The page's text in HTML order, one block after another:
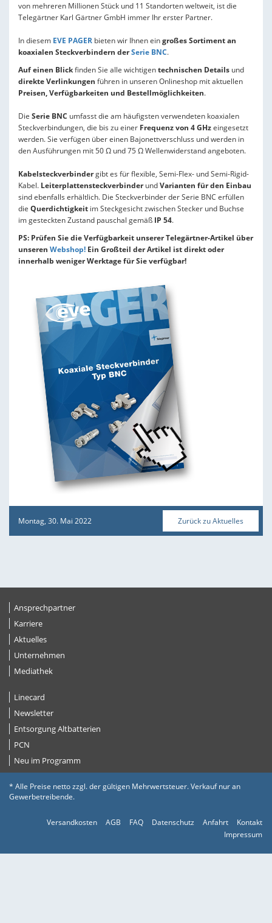
von mehreren Millionen Stück und 11 Standorten weltweit, ist die
Telegärtner Karl Gärtner GmbH immer Ihr erster Partner.
In diesem EVE PAGER bieten wir Ihnen eingroßes Sortiment an
koaxialen Steckverbindern derSerie BNC.
Auf einen Blickfinden Sie alle wichtigentechnischen Details und
direkte Verlinkungen führen in unseren Onlineshop mit aktuellen
Preisen, Verfügbarkeiten und Bestellmöglichkeiten.
Die Serie BNC umfasst die am häufigsten verwendeten koaxialen
Steckverbindungen, die bis zu einer Frequenz von 4 GHzeingesetzt
werden. Sie verfügen über einen Bajonettverschluss und werden in
den Ausführungen mit 50 Ω und 75 Ω Wellenwiderstand angeboten.
Kabelsteckverbindergibt es für flexible, Semi-Flex- und Semi-Rigid-
Kabel. LeiterplattensteckverbinderundVarianten für den Einbau
sind ebenfalls erhältlich. Die Steckverbinder der Serie BNC erfüllen
die Querdichtigkeit im Steckgesicht zwischen Stecker und Buchse
im gesteckten Zustand pauschal gemäß IP 54.
PS: Prüfen Sie die Verfügbarkeit unserer Telegärtner-Artikel über
unseren Webshop! Ein Großteil der Artikel ist direkt oder
innerhalb weniger Werktage für Sie verfügbar!
Montag, 30. Mai 2022 Zurück zu Aktuelles
Ansprechpartner
Karriere
Aktuelles
Unternehmen
Mediathek
Linecard
Newsletter
Entsorgung Altbatterien
PCN
Neu im Programm
* Alle Preise netto zzgl. der gültigen Mehrwertsteuer. Verkauf nur an
Gewerbetreibende.
Versandkosten AGB FAQ Datenschutz Anfahrt
Kontakt
Impressum